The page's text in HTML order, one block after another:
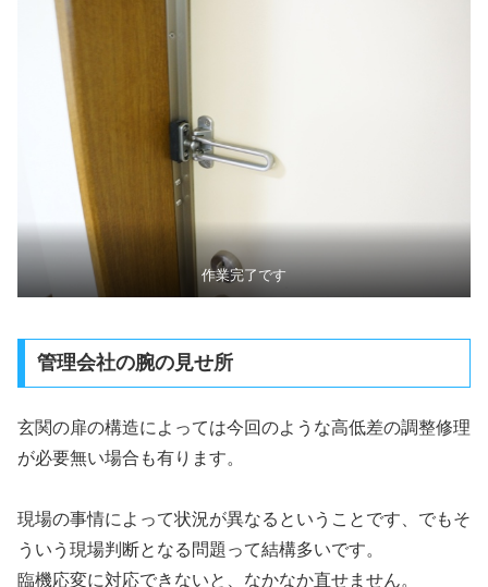
作業完了です
管理会社の腕の見せ所
玄関の扉の構造によっては今回のような高低差の調整修理
が必要無い場合も有ります。
現場の事情によって状況が異なるということです、でもそ
ういう現場判断となる問題って結構多いです。
臨機応変に対応できないと、なかなか直せません。